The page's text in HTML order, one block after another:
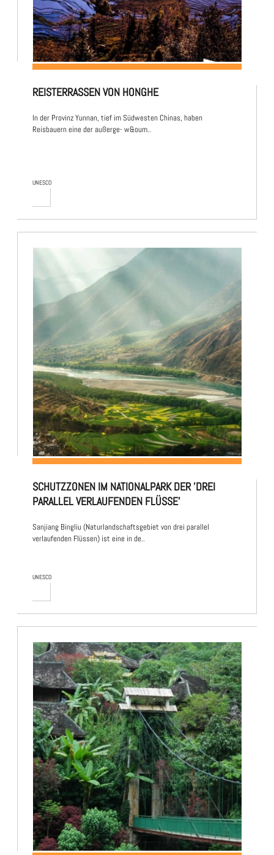
UNESCO
REISTERRASSEN VON HONGHE
In der Provinz Yunnan, tief im Südwesten Chinas, haben
Reisbauern eine der außerge- w&oum..
UNESCO
SCHUTZZONEN IM NATIONALPARK DER 'DREI
PARALLEL VERLAUFENDEN FLÜSSE'
Sanjiang Bingliu (Naturlandschaftsgebiet von drei parallel
verlaufenden Flüssen) ist eine in de..